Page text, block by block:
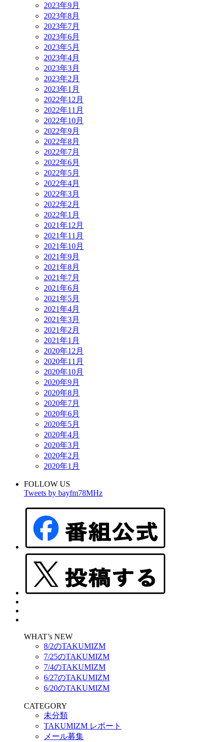
2023年9月
2023年8月
2023年7月
2023年6月
2023年5月
2023年4月
2023年3月
2023年2月
2023年1月
2022年12月
2022年11月
2022年10月
2022年9月
2022年8月
2022年7月
2022年6月
2022年5月
2022年4月
2022年3月
2022年2月
2022年1月
2021年12月
2021年11月
2021年10月
2021年9月
2021年8月
2021年7月
2021年6月
2021年5月
2021年4月
2021年3月
2021年2月
2021年1月
2020年12月
2020年11月
2020年10月
2020年9月
2020年8月
2020年7月
2020年6月
2020年5月
2020年4月
2020年3月
2020年2月
2020年1月
FOLLOW US
Tweets by bayfm78MHz
WHAT’s NEW
8/2のTAKUMIZM
7/25のTAKUMIZM
7/4のTAKUMIZM
6/27のTAKUMIZM
6/20のTAKUMIZM
CATEGORY
未分類
TAKUMIZM レポート
メール募集